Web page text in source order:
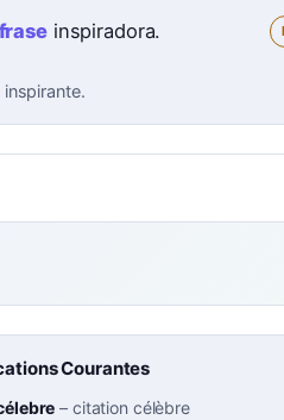
frase inspiradora.
Courantes
– citation célèbre